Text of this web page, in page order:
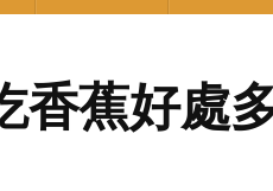
香蕉好處